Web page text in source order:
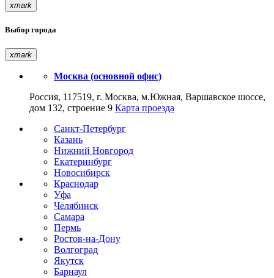
xmark
Выбор города
xmark
Москва (основной офис)
Россия, 117519, г. Москва, м.Южная, Варшавское шоссе,
дом 132, строение 9 Карта проезда
Санкт-Петербург
Казань
Нижний Новгород
Екатеринбург
Новосибирск
Краснодар
Уфа
Челябинск
Самара
Пермь
Ростов-на-Дону
Волгоград
Якутск
Барнаул